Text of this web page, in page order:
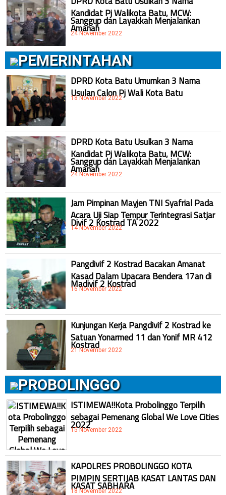
Kandidat Pj Walikota Batu, MCW:
Sanggup dan Layakkah Menjalankan
Amanah
24 November 2022
PEMERINTAHAN
DPRD Kota Batu Umumkan 3 Nama
Usulan Calon Pj Wali Kota Batu
18 November 2022
DPRD Kota Batu Usulkan 3 Nama
Kandidat Pj Walikota Batu, MCW:
Sanggup dan Layakkah Menjalankan
Amanah
24 November 2022
Jam Pimpinan Mayjen TNI Syafrial Pada
Acara Uji Siap Tempur Terintegrasi Satjar
Divif 2 Kostrad TA 2022
14 November 2022
Pangdivif 2 Kostrad Bacakan Amanat
Kasad Dalam Upacara Bendera 17an di
Madivif 2 Kostrad
16 November 2022
Kunjungan Kerja Pangdivif 2 Kostrad ke
Satuan Yonarmed 11 dan Yonif MR 412
Kostrad
21 November 2022
PROBOLINGGO
ISTIMEWA!!Kota Probolinggo Terpilih
sebagai Pemenang Global We Love Cities
2022
15 November 2022
KAPOLRES PROBOLINGGO KOTA
PIMPIN SERTIJAB KASAT LANTAS DAN
KASAT SABHARA
18 November 2022